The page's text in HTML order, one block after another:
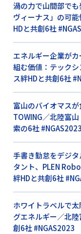
渦の力で山間部で
ヴィーナス」の可
HDと共創6社
エネルギー企業が
組む価値：テック
ス絆HDと共創6社
富山のバイオマス
TOWING／北陸富
索の6社 #NGAS2023
手書き勤怠をデジ
タント、PLEN
絆HDと共創6社
ホワイトラベルで
グエネルギー／北
創6社 #NGAS2023